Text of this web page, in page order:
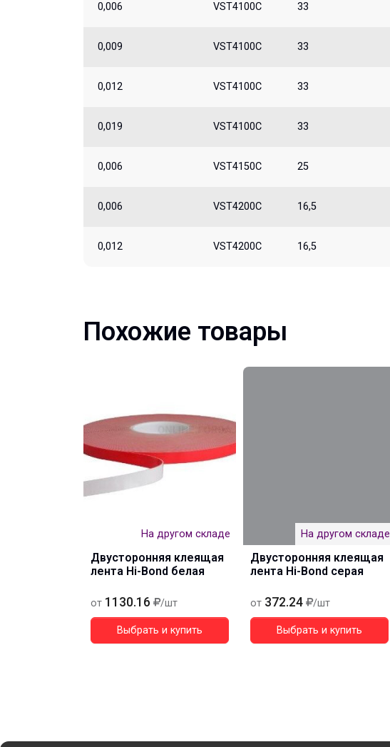
0,006 VST4100C 33
0,009 VST4100C 33
0,012 VST4100C 33
0,019 VST4100C 33
0,006 VST4150C 25
0,006 VST4200C 16,5
0,012 VST4200C 16,5
Похожие товары
На другом складе
Двусторонняя клеящая
лента Hi-Bond белая
от 1130.16 /шт
Выбрать и купить
На другом складе
Двусторонняя клеящая
лента Hi-Bond серая
от 372.24 /шт
Выбрать и купить